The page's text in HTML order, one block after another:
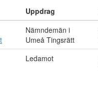
Uppdrag
Nämndemän i
Umeå Tingsrätt
Ledamot